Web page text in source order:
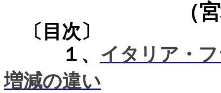
（
〔目次〕
１、 イタリア・
増減の違い